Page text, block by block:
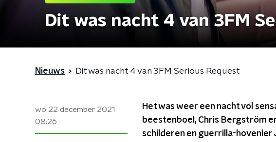
Dit was nacht 4 van 3FM
Nieuws Dit was nacht 4 van 3FM Serious Request
wo 22 december 2021
08:26
Het was weer een nacht vol
beestenboel, Chris Bergström
schilderen en guerrilla-hovenier